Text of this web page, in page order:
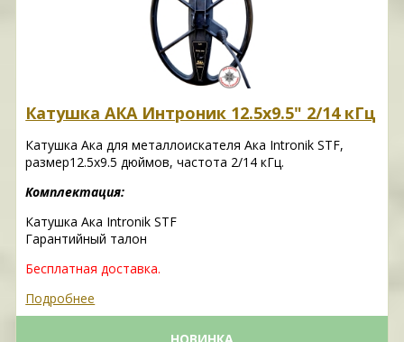
Катушка АКА Интроник 12.5x9.5" 2/14 кГц
Катушка Ака для металлоискателя Ака Intronik STF,
размер12.5х9.5 дюймов, частота 2/14 кГц.
Комплектация:
Катушка Ака Intronik STF
Гарантийный талон
Бесплатная доставка.
Подробнее
НОВИНКА